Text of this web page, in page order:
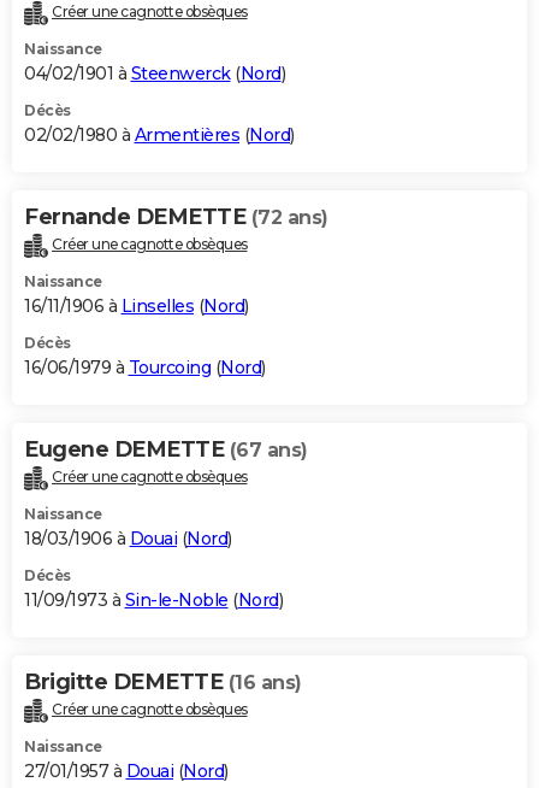
Créer une cagnotte obsèques
Naissance
04/02/1901 à Steenwerck(Nord)
Décès
02/02/1980 à Armentières (Nord)
Fernande DEMETTE (72 ans)
Créer une cagnotte obsèques
Naissance
16/11/1906 à Linselles (Nord)
Décès
16/06/1979 à Tourcoing (Nord)
Eugene DEMETTE (67 ans)
Créer une cagnotte obsèques
Naissance
18/03/1906 à Douai (Nord)
Décès
11/09/1973 à Sin-le-Noble (Nord)
Brigitte DEMETTE (16 ans)
Créer une cagnotte obsèques
Naissance
27/01/1957 à Douai (Nord)